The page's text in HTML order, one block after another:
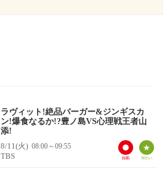
ラヴィット!絶品バーガー&ジンギスカ
ン!爆食なるか!?豊ノ島VS心理戦王者山
添!
8/11(火) 08:00～09:55
TBS